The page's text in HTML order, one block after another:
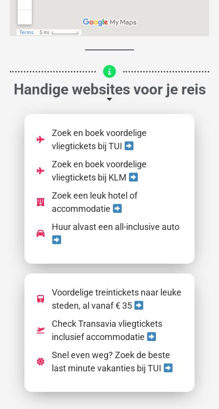
Handige websites voor je reis
Zoek en boek voordelige
vliegtickets bij TUI
Zoek en boek voordelige
vliegtickets bij KLM
Zoek een leuk hotel of
accommodatie
Huur alvast een all-inclusive auto
Voordelige treintickets naar leuke
steden, al vanaf € 35
Check Transavia vliegtickets
inclusief accommodatie
Snel even weg? Zoek de beste
last minute vakanties bij TUI